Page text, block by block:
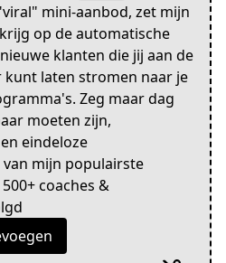
mini-aanbod, zet mijn
op de automatische
klanten die jij aan de
laten stromen naar je
Zeg maar dag
moeten zijn,
eindeloze
van mijn populairste
coaches &